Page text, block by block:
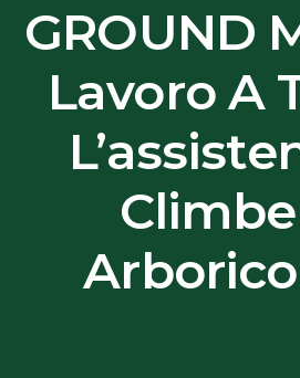
GROUND
Lavoro A